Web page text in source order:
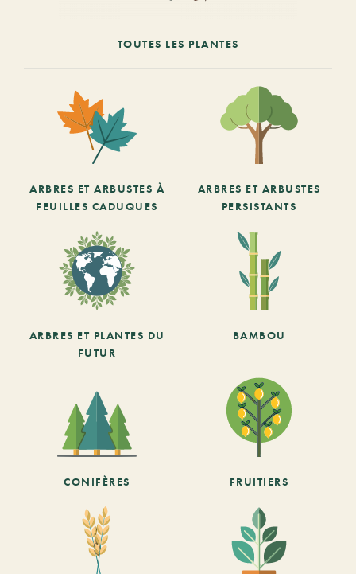
TOUTES LES PLANTES
ARBRES ET ARBUSTES À
FEUILLES CADUQUES
ARBRES ET ARBUSTES
PERSISTANTS
ARBRES ET PLANTES DU
FUTUR
BAMBOU
CONIFÈRES FRUITIERS